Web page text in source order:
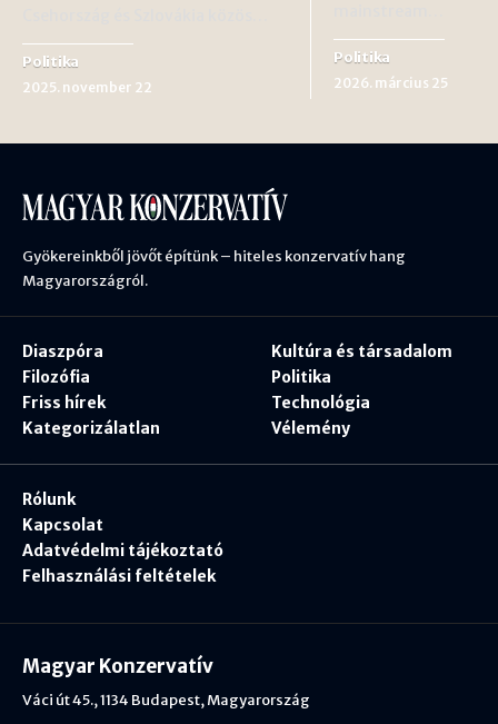
Politika
2025. november 22
Politika
2026. március 25
Gyökereinkből jövőt építünk – hiteles konzervatív hang
Magyarországról.
Diaszpóra
Filozófia
Friss hírek
Kategorizálatlan
Kultúra és társadalom
Politika
Technológia
Vélemény
Rólunk
Kapcsolat
Adatvédelmi tájékoztató
Felhasználási feltételek
Magyar Konzervatív
Váci út 45., 1134 Budapest, Magyarország